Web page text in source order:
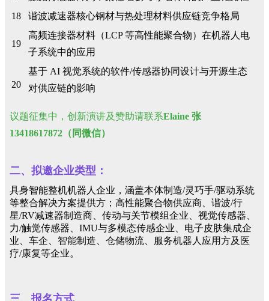
18
谐波减速器核心钢材与热处理材料供应链竞争格局
19
高频连接器材料（LCP 等高性能聚合物）在机器人电
子系统中的应用
20
基于 AI 视觉系统的软件/传感器协同设计与开源生态
对供应链的影响
议题征集中，创新演讲及赞助请联系Elaine 张
13418617872（同微信）
二、 拟邀企业类型 ：
具身智能整机机器人企业，涵盖本体制造/灵巧手/驱动系统
等整合解决方案提供方；高性能聚合物供应商、谐波/行
星/RV减速器制造商、传动与关节模组企业、视觉传感器、
力/触觉传感器、IMU与多模态传感企业、电子皮肤集成企
业、车企、智能制造、仓储物流、服务机器人应用方及医
疗/康复等企业。